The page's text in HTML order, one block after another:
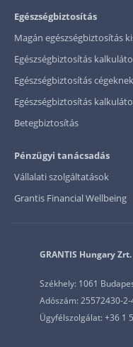
Egészségbiztosítás
Magán egészségbiztosítás
Egészségbiztosítás
Egészségbiztosítás cégeknek
Egészségbiztosítás
Betegbiztosítás
Pénzügyi tanácsadás
Vállalati szolgáltatások
Grantis Financial Wellbeing
GRANTIS Hungary Zrt.
Székhely: 1061
Adószám: 25572430-2-
Ügyfélszolgálat: +36 1